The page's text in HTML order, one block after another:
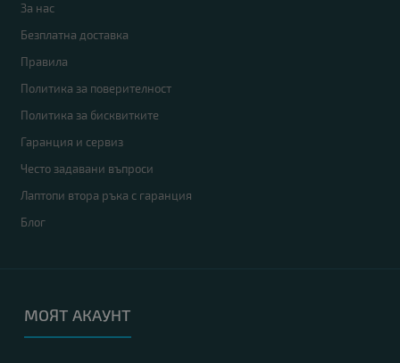
За нас
Безплатна доставка
Правила
Политика за поверителност
Политика за бисквитките
Гаранция и сервиз
Често задавани въпроси
Лаптопи втора ръка с гаранция
Блог
МОЯТ АКАУНТ